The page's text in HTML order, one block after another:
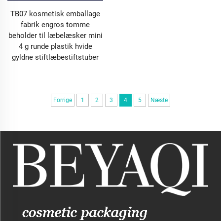
den daglige makeup-rutine til en problemfri oplevelse,
der fremmer kundetilfredshed og tilbagevendende køb.
En smuk produkt skal selvfølgelig parres med god
emballage for ikke at blive glemt – men makeup-
emballage, der fungerer lige så godt som jeres
1.3 Alsidig makeup-emballage til hvert produkt i jeres
makeup-emballage dækker hver kategori i jeres
kollektion og sikrer, at hvert produkt har en beholder,
der er skræddersyet til dets unikke behov. Til
læbeprodukter er vores læbeskyggetubes tilgængelige
i forskellige størrelser (fra 5 ml mini-tubes til
kombineres med forskellige applikatorer – fra doe-foot
TB07 kosmetisk emballage
fabrik engros tomme
beholder til læbelæsker mini
4 g runde plastik hvide
gyldne stiftlæbestiftstuber
Forrige 1 2 3 4 5 Næste